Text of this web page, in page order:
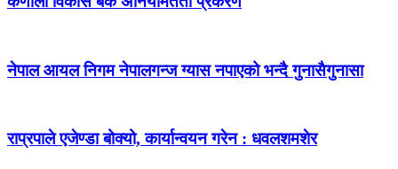
नेपाल आयल निगम नेपालगन्ज ग्यास नपाएको भन्दै गुनासैगुनासा
राप्रपाले एजेण्डा बोक्यो, कार्यान्वयन गरेन : धवलशमशेर